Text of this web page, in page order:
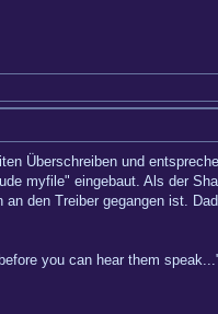
Überschreiben und
myfile" eingebaut. Als der
den Treiber gegangen ist.
you can hear them